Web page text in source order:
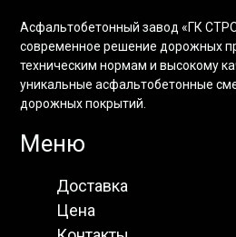
Асфальтобетонный завод «ГК
современное решение дорожных
техническим нормам и высокому
уникальные асфальтобетонные
дорожных покрытий.
Меню
Доставка
Цена